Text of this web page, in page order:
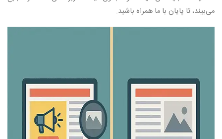
می‌بیند، تا پایان با ما همراه باشید.